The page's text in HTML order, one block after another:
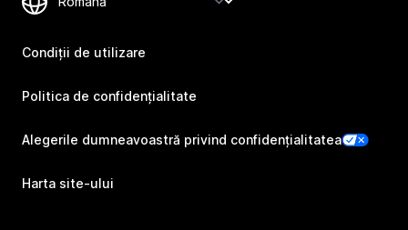
Condiții de utilizare
Politica de confidențialitate
Alegerile dumneavoastră privind confidențialitatea
Harta site-ului